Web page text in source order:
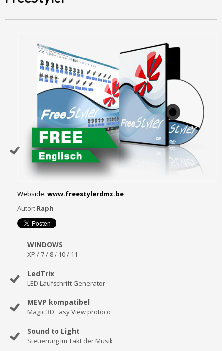
Webside: www.freestylerdmx.be
Autor: Raph
WINDOWS
XP / 7 / 8 / 10 / 11
LedTrix
LED Laufschrift Generator
MEVP kompatibel
Magic 3D Easy View protocol
Sound to Light
Steuerung im Takt der Musik